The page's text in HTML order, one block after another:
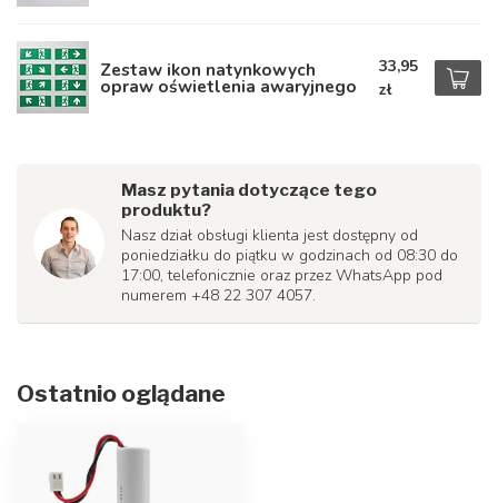
Zestaw ikon natynkowych
opraw oświetlenia awaryjnego
33,95
zł
Masz pytania dotyczące tego
produktu?
Nasz dział obsługi klienta jest dostępny od
poniedziałku do piątku w godzinach od 08:30 do
17:00, telefonicznie oraz przez WhatsApp pod
numerem +48 22 307 4057.
Ostatnio oglądane